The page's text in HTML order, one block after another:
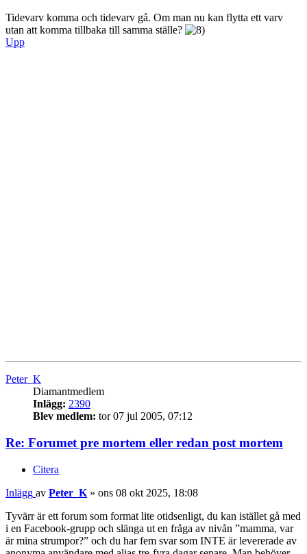
Tidevarv komma och tidevarv gå. Om man nu kan flytta ett varv
utan att komma tillbaka till samma ställe?
Upp
Peter_K
Diamantmedlem
Inlägg: 2390
Blev medlem: tor 07 jul 2005, 07:12
Re: Forumet pre mortem eller redan post mortem
Citera
Inlägg av Peter_K » ons 08 okt 2025, 18:08
Tyvärr är ett forum som format lite otidsenligt, du kan istället gå med
i en Facebook-grupp och slänga ut en fråga av nivån ”mamma, var
är mina strumpor?” och du har fem svar som INTE är levererade av